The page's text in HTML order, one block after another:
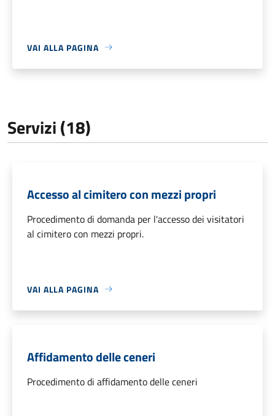
VAI ALLA PAGINA
Servizi (18)
Accesso al cimitero con mezzi propri
Procedimento di domanda per l'accesso dei visitatori
al cimitero con mezzi propri.
VAI ALLA PAGINA
Affidamento delle ceneri
Procedimento di affidamento delle ceneri